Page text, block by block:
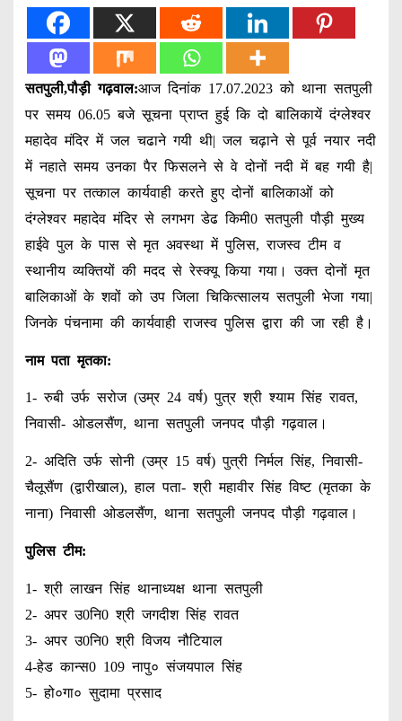
सतपुली,पौड़ी गढ़वाल:आज दिनांक 17.07.2023 को थाना सतपुली
पर समय 06.05 बजे सूचना प्राप्त हुई कि दो बालिकायें दंग्लेश्वर
महादेव मंदिर में जल चढाने गयी थी| जल चढ़ाने से पूर्व नयार नदी
में नहाते समय उनका पैर फिसलने से वे दोनों नदी में बह गयी है|
सूचना पर तत्काल कार्यवाही करते हुए दोनों बालिकाओं को
दंग्लेश्वर महादेव मंदिर से लगभग डेढ किमी0 सतपुली पौड़ी मुख्य
हाईवे पुल के पास से मृत अवस्था में पुलिस, राजस्व टीम व
स्थानीय व्यक्तियों की मदद से रेस्क्यू किया गया। उक्त दोनों मृत
बालिकाओं के शवों को उप जिला चिकित्सालय सतपुली भेजा गया|
जिनके पंचनामा की कार्यवाही राजस्व पुलिस द्वारा की जा रही है।
नाम पता मृतका:
1- रुबी उर्फ सरोज (उम्र 24 वर्ष) पुत्र श्री श्याम सिंह रावत,
निवासी- ओडलसैंण, थाना सतपुली जनपद पौड़ी गढ़वाल।
2- अदिति उर्फ सोनी (उम्र 15 वर्ष) पुत्री निर्मल सिंह, निवासी-
चैलूसैंण (द्वारीखाल), हाल पता- श्री महावीर सिंह विष्ट (मृतका के
नाना) निवासी ओडलसैंण, थाना सतपुली जनपद पौड़ी गढ़वाल।
पुलिस टीम:
1- श्री लाखन सिंह थानाध्यक्ष थाना सतपुली
2- अपर उ0नि0 श्री जगदीश सिंह रावत
3- अपर उ0नि0 श्री विजय नौटियाल
4-हेड कान्स0 109 नापु० संजयपाल सिंह
5- हो०गा० सुदामा प्रसाद